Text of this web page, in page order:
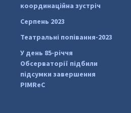
координаційна зустріч
Серпень 2023
Театральні попівання-2023
У день 85-річчя
Обсерваторії підбили
підсумки завершення
PIMReC